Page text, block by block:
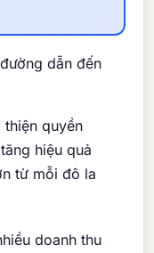
dẫn đến
thiện quyền
hiệu quả
từ mỗi đô la
doanh thu